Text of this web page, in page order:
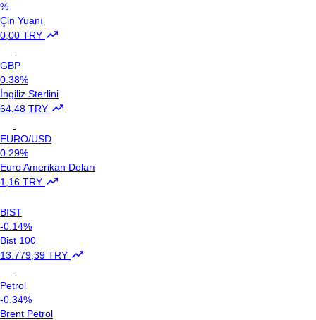
%
Çin Yuanı
0,00 TRY
GBP
0.38%
İngiliz Sterlini
64,48 TRY
EURO/USD
0.29%
Euro Amerikan Doları
1,16 TRY
BIST
-0.14%
Bist 100
13.779,39 TRY
Petrol
-0.34%
Brent Petrol